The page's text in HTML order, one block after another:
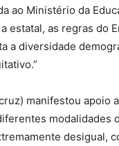
ao Ministério da
estatal, as regras do
a diversidade
manifestou apoio
modalidades
desigual,